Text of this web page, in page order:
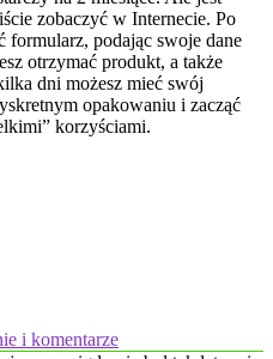
zobaczyć w Internecie. Po
formularz, podając swoje dane
otrzymać produkt, a także
dni możesz mieć swój
opakowaniu i zacząć
korzyściami.
i komentarze